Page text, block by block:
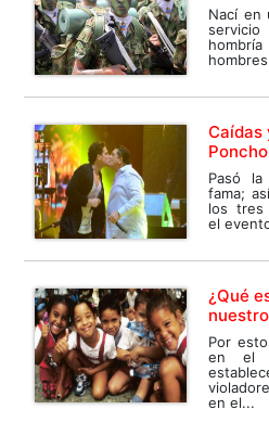
Nací en
Caídas
Poncho
Pasó
fama;
los tres
el
¿Qué
Por
en el
en el...